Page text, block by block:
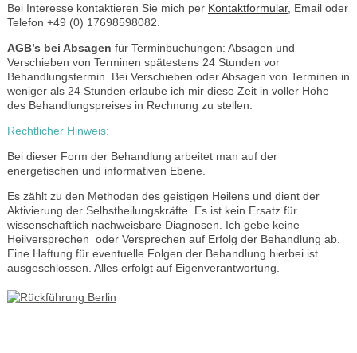
Bei Interesse kontaktieren Sie mich per Kontaktformular, Email oder
Telefon +49 (0) 17698598082.
AGB’s bei Absagen für Terminbuchungen: Absagen und
Verschieben von Terminen spätestens 24 Stunden vor
Behandlungstermin. Bei Verschieben oder Absagen von Terminen in
weniger als 24 Stunden erlaube ich mir diese Zeit in voller Höhe
des Behandlungspreises in Rechnung zu stellen.
Rechtlicher Hinweis:
Bei dieser Form der Behandlung arbeitet man auf der
energetischen und informativen Ebene.
Es zählt zu den Methoden des geistigen Heilens und dient der
Aktivierung der Selbstheilungskräfte. Es ist kein Ersatz für
wissenschaftlich nachweisbare Diagnosen. Ich gebe keine
Heilversprechen oder Versprechen auf Erfolg der Behandlung ab.
Eine Haftung für eventuelle Folgen der Behandlung hierbei ist
ausgeschlossen. Alles erfolgt auf Eigenverantwortung.